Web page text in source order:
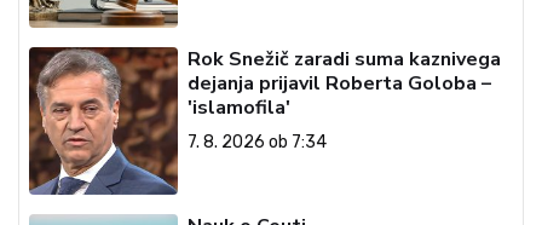
Rok Snežič zaradi suma kaznivega
dejanja prijavil Roberta Goloba –
'islamofila'
7. 8. 2026 ob 7:34